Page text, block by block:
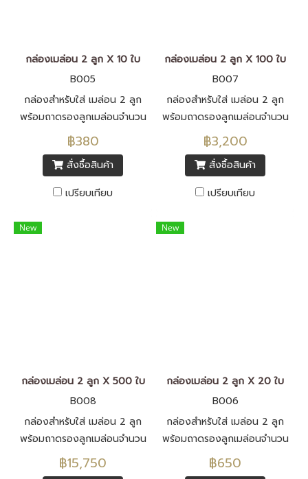
กล่องเมล่อน 2 ลูก X 10 ใบ
B005
กล่องสำหรับใส่ เมล่อน 2 ลูก
พร้อมถาดรองลูกเมล่อนจำนวน
10 ชุด
฿380
สั่งซื้อสินค้า
เปรียบเทียบ
กล่องเมล่อน 2 ลูก X 100 ใบ
B007
กล่องสำหรับใส่ เมล่อน 2 ลูก
พร้อมถาดรองลูกเมล่อนจำนวน
100 ชุด
฿3,200
สั่งซื้อสินค้า
เปรียบเทียบ
New
กล่องเมล่อน 2 ลูก X 500 ใบ
B008
กล่องสำหรับใส่ เมล่อน 2 ลูก
พร้อมถาดรองลูกเมล่อนจำนวน
500 ชุด
฿15,750
New
กล่องเมล่อน 2 ลูก X 20 ใบ
B006
กล่องสำหรับใส่ เมล่อน 2 ลูก
พร้อมถาดรองลูกเมล่อนจำนวน
20 ชุด
฿650